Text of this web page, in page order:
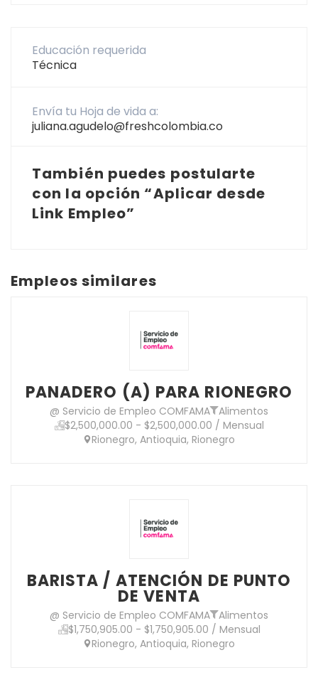
Educación requerida
Técnica
Envía tu Hoja de vida a:
juliana.agudelo@freshcolombia.co
También puedes postularte
con la opción “Aplicar desde
Link Empleo”
Empleos similares
PANADERO (A) PARA RIONEGRO
@ Servicio de Empleo COMFAMA Alimentos
$2,500,000.00 - $2,500,000.00 / Mensual
Rionegro, Antioquia, Rionegro
BARISTA / ATENCIÓN DE PUNTO
DE VENTA
@ Servicio de Empleo COMFAMA Alimentos
$1,750,905.00 - $1,750,905.00 / Mensual
Rionegro, Antioquia, Rionegro